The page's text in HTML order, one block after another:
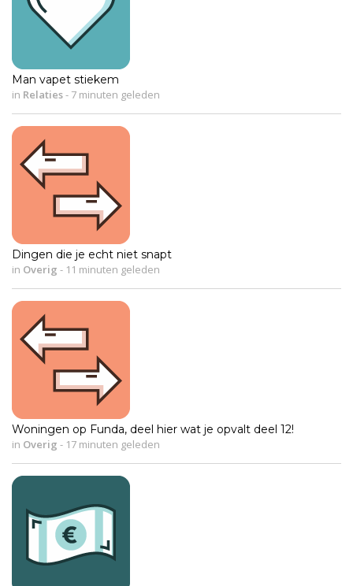
Man vapet stiekem
in Relaties- 7 minuten geleden
Dingen die je echt niet snapt
in Overig - 11 minuten geleden
Woningen op Funda, deel hier wat je opvalt deel 12!
in Overig - 17 minuten geleden